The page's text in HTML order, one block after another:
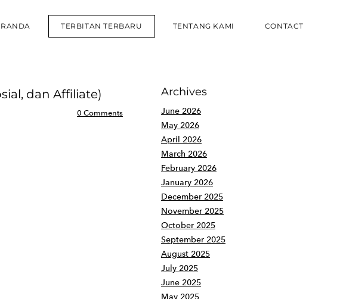
TERBITAN TERBARU TENTANG KAMI CONTACT
dan Affiliate)
0 Comments
Archives
June 2026
May 2026
April 2026
March 2026
February 2026
January 2026
December 2025
November 2025
October 2025
September 2025
August 2025
July 2025
June 2025
May 2025